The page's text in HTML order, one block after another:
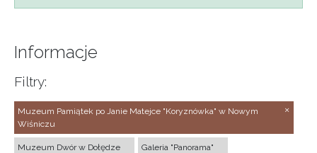
Informacje
Filtry:
Muzeum Pamiątek po Janie Matejce "Koryznówka" w Nowym
Wiśniczu
Muzeum Dwór w Dołędze Galeria "Panorama"